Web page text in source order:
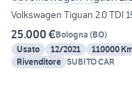
Volkswagen Tiguan 2.0 TDI
25.000 €Bologna (BO)
Usato
12/2021 110000
Rivenditore SUBITO CAR